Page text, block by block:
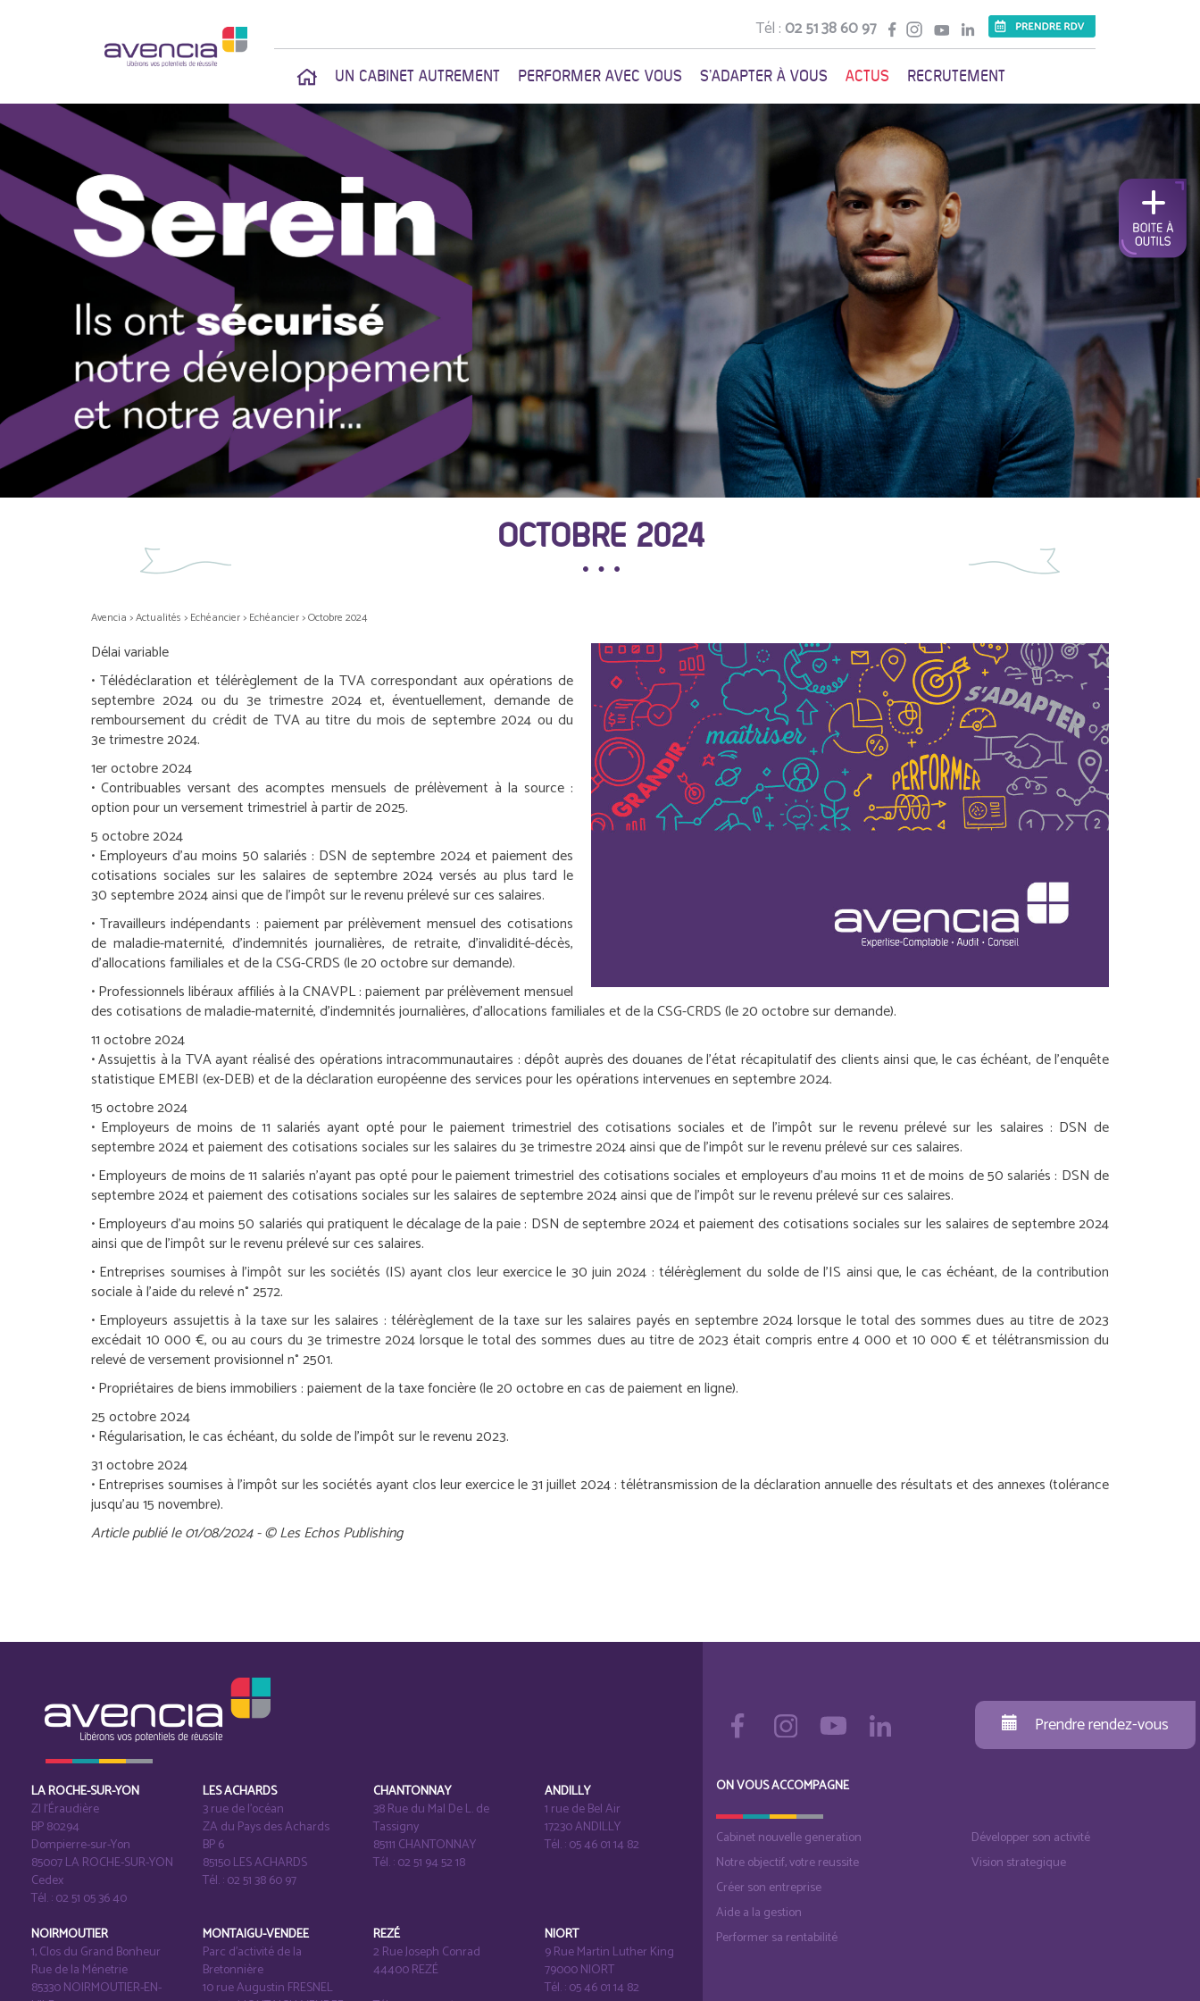
Tél :02 51 38 60 97
UN CABINET AUTREMENT PERFORMER AVEC VOUS S'ADAPTER À VOUS ACTUS RECRUTEMENT
OCTOBRE 2024
Avencia >Actualités > Echéancier> Echéancier>Octobre 2024
Délai variable
• Télédéclaration et télérèglement de la TVA correspondant aux opérations de
septembre 2024 ou du 3e trimestre 2024 et, éventuellement, demande de
remboursement du crédit de TVA au titre du mois de septembre 2024 ou du
3etrimestre 2024.
1eroctobre 2024
•Contribuables versant des acomptes mensuels de prélèvement à la source :
option pour un versement trimestriel à partir de 2025.
5 octobre 2024
• Employeurs d’au moins 50 salariés : DSN de septembre 2024 et paiement des
cotisations sociales sur les salaires de septembre 2024 versés au plus tard le
30 septembre 2024 ainsi que de l’impôt sur le revenu prélevé sur ces salaires.
• Travailleurs indépendants : paiement par prélèvement mensuel des cotisations
de maladie-maternité, d’indemnités journalières, de retraite, d’invalidité-décès,
d’allocations familiales et de la CSG-CRDS (le 20 octobre sur demande).
•Professionnels libéraux affiliés à la CNAVPL :paiement par prélèvement mensuel
des cotisations de maladie-maternité, d’indemnités journalières, d’allocations familiales et de la CSG-CRDS (le 20 octobre sur demande).
11 octobre 2024
•Assujettis à la TVA ayant réalisé des opérations intracommunautaires :dépôt auprès des douanes de l’état récapitulatif des clients ainsi que, le cas échéant, de l’enquête
statistique EMEBI (ex-DEB) et de la déclaration européenne des services pour les opérations intervenues en septembre 2024.
15 octobre 2024
• Employeurs de moins de 11 salariés ayant opté pour le paiement trimestriel des cotisations sociales et de l’impôt sur le revenu prélevé sur les salaires : DSN de
septembre 2024 et paiement des cotisations sociales sur les salaires du 3etrimestre 2024 ainsi que de l’impôt sur le revenu prélevé sur ces salaires.
•Employeurs de moins de 11 salariés n’ayant pas opté pour le paiement trimestriel des cotisations sociales et employeurs d’au moins 11 et de moins de 50 salariés : DSN de
septembre 2024 et paiement des cotisations sociales sur les salaires de septembre 2024 ainsi que de l’impôt sur le revenu prélevé sur ces salaires.
•Employeurs d’au moins 50 salariés qui pratiquent le décalage de la paie : DSN de septembre 2024 et paiement des cotisations sociales sur les salaires de septembre 2024
ainsi que de l’impôt sur le revenu prélevé sur ces salaires.
• Entreprises soumises à l’impôt sur les sociétés (IS) ayant clos leur exercice le 30 juin 2024 : télérèglement du solde de l’IS ainsi que, le cas échéant, de la contribution
sociale à l’aide du relevé n° 2572.
• Employeurs assujettis à la taxe sur les salaires : télérèglement de la taxe sur les salaires payés en septembre 2024 lorsque le total des sommes dues au titre de 2023
excédait 10 000 €, ou au cours du 3etrimestre 2024 lorsque le total des sommes dues au titre de 2023 était compris entre 4 000 et 10 000 € et télétransmission du
relevé de versement provisionnel n° 2501.
•Propriétaires de biens immobiliers :paiement de la taxe foncière (le 20 octobre en cas de paiement en ligne).
25 octobre 2024
• Régularisation, le cas échéant, du solde de l’impôt sur le revenu 2023.
31 octobre 2024
•Entreprises soumises à l’impôt sur les sociétés ayant clos leur exercice le 31 juillet 2024 :télétransmission de la déclaration annuelle des résultats et des annexes (tolérance
jusqu’au 15 novembre).
Article publié le 01/08/2024 - © Les Echos Publishing
LA ROCHE-SUR-YON
ZI l‘Éraudière
BP 80294
Dompierre-sur-Yon
85007 LA ROCHE-SUR-YON
Cedex
Tél. : 02 51 05 36 40
LES ACHARDS
3 rue de l’océan
ZA du Pays des Achards
BP 6
85150 LES ACHARDS
Tél. : 02 51 38 60 97
CHANTONNAY
38 Rue du Mal De L. de
Tassigny
85111 CHANTONNAY
Tél. : 02 51 94 52 18
ANDILLY
1 rue de Bel Air
17230 ANDILLY
Tél. : 05 46 01 14 82
NOIRMOUTIER
1, Clos du Grand Bonheur
Rue de la Ménetrie
85330 NOIRMOUTIER-EN-
MONTAIGU-VENDEE
Parc d’activité de la
Bretonnière
10 rue Augustin FRESNEL
REZÉ
2 Rue Joseph Conrad
44400 REZÉ
NIORT
9 Rue Martin Luther King
79000 NIORT
Tél. : 05 46 01 14 82
Prendre rendez-vous
ON VOUS ACCOMPAGNE
Cabinet nouvelle generation
Notre objectif, votre reussite
Créer son entreprise
Aide a la gestion
Performer sa rentabilité
Développer son activité
Vision strategique